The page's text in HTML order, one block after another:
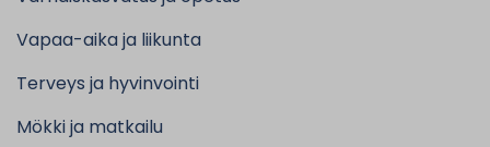
Vapaa-aika ja liikunta
Terveys ja hyvinvointi
Mökki ja matkailu